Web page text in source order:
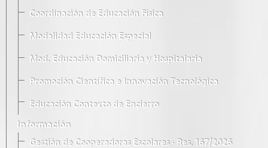
Coordinación de Educación Física
Modalidad Educación Especial
Mod. Educación Domiciliaria y Hospitalaria
Promoción Científica e Innovación Tecnológica
Educación Contexto de Encierro
Información
Gestión de Cooperadoras Escolares · Res. 167/2026